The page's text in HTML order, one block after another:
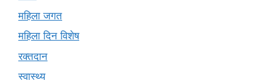
महिला जगत
महिला दिन विशेष
रक्तदान
स्वास्थ्य